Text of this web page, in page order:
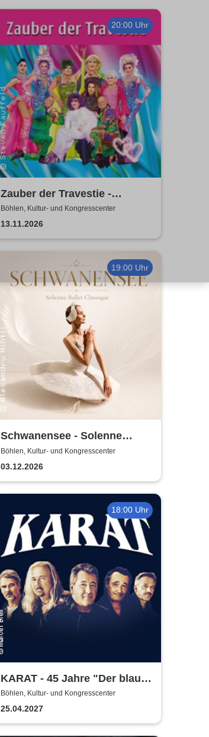
20:00 Uhr
Zauber der Travestie -
Fräulein Luise und ihr
Ensemble - das Original
Böhlen, Kultur- und Kongresscenter
13.11.2026
19:00 Uhr
Schwanensee - Solenne
Ballet Classique
Böhlen, Kultur- und Kongresscenter
03.12.2026
18:00 Uhr
KARAT - 45 Jahre "Der blaue
Planet"
Böhlen, Kultur- und Kongresscenter
25.04.2027